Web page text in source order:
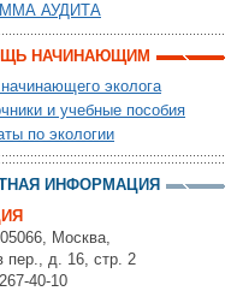
АУДИТА
НАЧИНАЮЩИМ
эколога
и учебные пособия
по экологии
ИНФОРМАЦИЯ
Москва,
пер., д. 16, стр. 2
40-10